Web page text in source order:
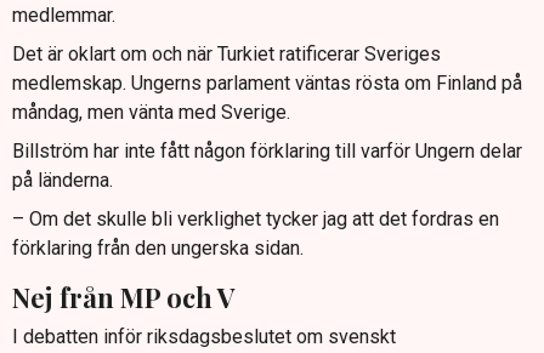
medlemmar.
Det är oklart om och när Turkiet ratificerar Sveriges
medlemskap. Ungerns parlament väntas rösta om Finland på
måndag, men vänta med Sverige.
Billström har inte fått någon förklaring till varför Ungern delar
på länderna.
– Om det skulle bli verklighet tycker jag att det fordras en
förklaring från den ungerska sidan.
Nej från MP och V
I debatten inför riksdagsbeslutet om svenskt